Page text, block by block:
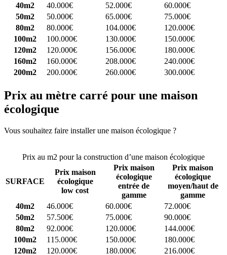
40m2
40.000€ 52.000€
60.000€
50m2
50.000€ 65.000€
75.000€
80m2
80.000€ 104.000€
120.000€
100m2
100.000€ 130.000€
150.000€
120m2
120.000€ 156.000€
180.000€
160m2
160.000€ 208.000€
240.000€
200m2
200.000€ 260.000€ 300.000€
Prix au mètre carré pour une maison
écologique
Vous souhaitez faire installer une maison écologique ?
Prix au m2 pour la construction d’une maison écologique
SURFACE
Prix maison
écologique
low cost
Prix maison
écologique
entrée de
gamme
Prix maison
écologique
moyen/haut de
gamme
40m2
46.000€ 60.000€
72.000€
50m2
57.500€ 75.000€
90.000€
80m2
92.000€ 120.000€
144.000€
100m2
115.000€ 150.000€
180.000€
120m2
120.000€ 180.000€
216.000€